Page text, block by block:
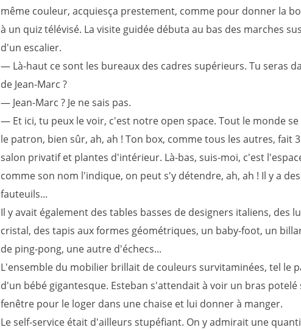
même couleur, acquiesça prestement, comme pour donner la
à un quiz télévisé. La visite guidée débuta au bas des marches
d'un escalier.
— Là-haut ce sont les bureaux des cadres supérieurs. Tu seras
de Jean-Marc ?
— Jean-Marc ? Je ne sais pas.
— Et ici, tu peux le voir, c'est notre open space. Tout le monde
le patron, bien sûr, ah, ah ! Ton box, comme tous les autres, fait
salon privatif et plantes d'intérieur. Là-bas, suis-moi, c'est
comme son nom l'indique, on peut s'y détendre, ah, ah ! Il y a
fauteuils...
Il y avait également des tables basses de designers italiens, des
cristal, des tapis aux formes géométriques, un baby-foot, un
de ping-pong, une autre d'échecs...
L'ensemble du mobilier brillait de couleurs survitaminées, tel le
d'un bébé gigantesque. Esteban s'attendait à voir un bras potelé
fenêtre pour le loger dans une chaise et lui donner à manger.
Le self-service était d'ailleurs stupéfiant. On y admirait une